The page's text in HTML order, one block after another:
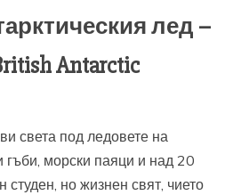
лед –
Antarctic
света под ледовете на
гъби, морски паяци и над 20
но жизнен свят, чието